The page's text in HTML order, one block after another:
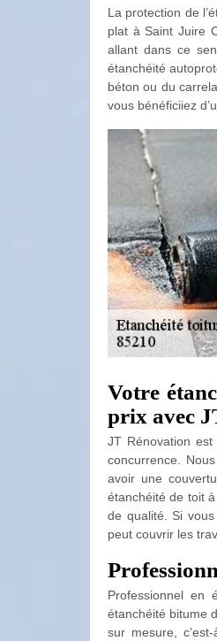
La protection de
plat à Saint Juire
allant dans ce
étanchéité
béton ou du
vous bénéficiiez
Votre
prix avec
JT Rénovation
concurrence.
avoir une
étanchéité de toit
de qualité. Si
peut couvrir les
Professionnel en
étanchéité bitume
sur mesure,